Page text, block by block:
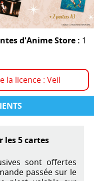
d'Anime Store : 1
la licence : Veil
les 5 cartes
sont offertes
passée sur le